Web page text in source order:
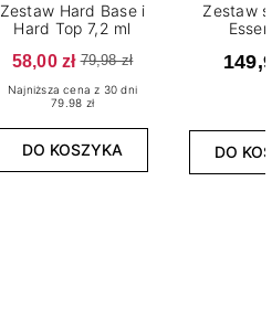
Zestaw Hard Base i
Hard Top 7,2 ml
58,00 zł 79,98 zł
Najniższa cena z 30 dni
79.98 zł
DO KOSZYKA
Zestaw
DO